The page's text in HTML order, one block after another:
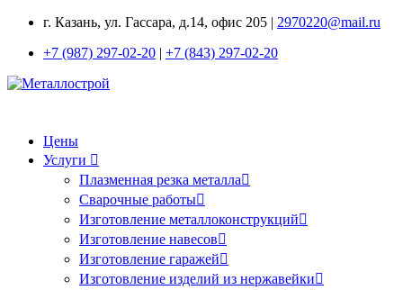
г. Казань, ул. Гассара, д.14, офис 205 | 2970220@mail.ru
+7 (987) 297-02-20 | +7 (843) 297-02-20
Цены
Услуги
Плазменная резка металла
Сварочные работы
Изготовление металлоконструкций
Изготовление навесов
Изготовление гаражей
Изготовление изделий из нержавейки